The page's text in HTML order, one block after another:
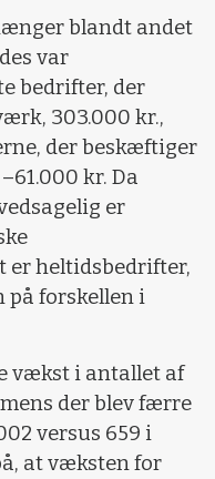
blandt andet
var
bedrifter, der
303.000 kr.,
der beskæftiger
kr. Da
er
heltidsbedrifter,
på forskellen i
vækst i antallet af
der blev færre
versus 659 i
at væksten for